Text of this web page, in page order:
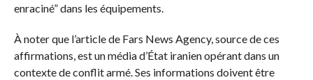
enraciné” dans les équipements.
À noter que l’article de Fars News Agency, source de ces
affirmations, est un média d’État iranien opérant dans un
contexte de conflit armé. Ses informations doivent être